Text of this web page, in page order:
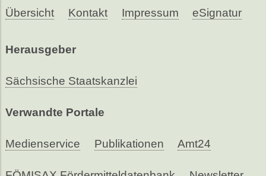
Übersicht Kontakt Impressum eSignatur
Herausgeber
Sächsische Staatskanzlei
Verwandte Portale
Medienservice Publikationen Amt24